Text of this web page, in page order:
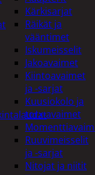
Kärkisarjat
Räikät ja
vääntimet
Iskumeisselit
Jakoavaimet
Kiintoavaimet
ja -sarjat
Kuusiokolo ja
torx-avaimet
Ruuvimeisselit
ja -sarjat
Nitojat ja niitit